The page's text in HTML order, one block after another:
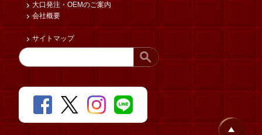
大口発注・OEMのご案内
会社概要
サイトマップ